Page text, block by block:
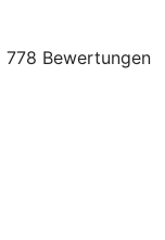
778 Bewertungen